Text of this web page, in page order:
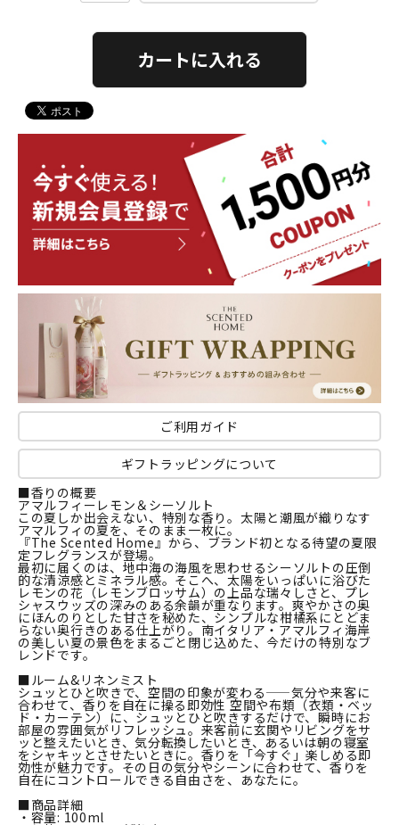
カートに入れる
ご利用ガイド
ギフトラッピングについて
■香りの概要
アマルフィーレモン＆シーソルト
この夏しか出会えない、特別な香り。太陽と潮風が織りなす
アマルフィの夏を、そのまま一枚に。
『The Scented Home』から、ブランド初となる待望の夏限
定フレグランスが登場。
最初に届くのは、地中海の海風を思わせるシーソルトの圧倒
的な清涼感とミネラル感。そこへ、太陽をいっぱいに浴びた
レモンの花（レモンブロッサム）の上品な瑞々しさと、プレ
シャスウッズの深みのある余韻が重なります。爽やかさの奥
にほんのりとした甘さを秘めた、シンプルな柑橘系にとどま
らない奥行きのある仕上がり。南イタリア・アマルフィ海岸
の美しい夏の景色をまるごと閉じ込めた、今だけの特別なブ
レンドです。
■ルーム&リネンミスト
シュッとひと吹きで、空間の印象が変わる——気分や来客に
合わせて、香りを自在に操る即効性 空間や布類（衣類・ベッ
ド・カーテン）に、シュッとひと吹きするだけで、瞬時にお
部屋の雰囲気がリフレッシュ。来客前に玄関やリビングをサ
ッと整えたいとき、気分転換したいとき、あるいは朝の寝室
をシャキッとさせたいときに。香りを「今すぐ」楽しめる即
効性が魅力です。その日の気分やシーンに合わせて、香りを
自在にコントロールできる自由さを、あなたに。
■商品詳細
・容量: 100ml